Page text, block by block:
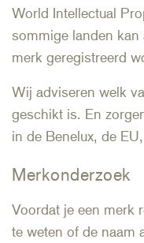
World Intellectual
sommige landen kan
merk geregistreerd
Wij adviseren welk
geschikt is. En
in de Benelux, de
Merkonderzoek
Voordat je een merk
te weten of de naam